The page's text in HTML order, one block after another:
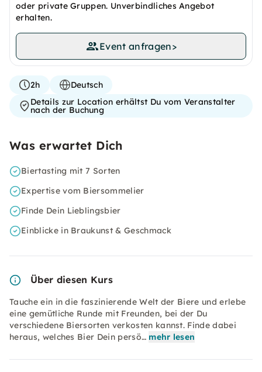
oder private Gruppen. Unverbindliches Angebot
erhalten.
Event anfragen>
2h
Deutsch
Details zur Location erhältst Du vom Veranstalter
nach der Buchung
Was erwartet Dich
Biertasting mit 7 Sorten
Expertise vom Biersommelier
Finde Dein Lieblingsbier
Einblicke in Braukunst & Geschmack
Über diesen Kurs
Tauche ein in die faszinierende Welt der Biere und erlebe
eine gemütliche Runde mit Freunden, bei der Du
verschiedene Biersorten verkosten kannst. Finde dabei
heraus, welches Bier Dein persö… mehr lesen